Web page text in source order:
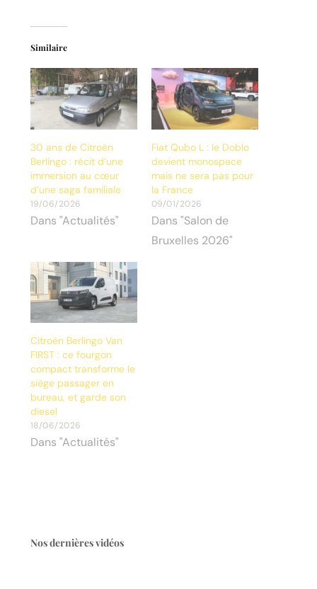
Similaire
30 ans de Citroën
Berlingo : récit d’une
immersion au cœur
d’une saga familiale
19/06/2026
Dans "Actualités"
Fiat Qubo L : le Doblo
devient monospace
mais ne sera pas pour
la France
09/01/2026
Dans "Salon de
Bruxelles 2026"
Citroën Berlingo Van
FIRST : ce fourgon
compact transforme le
siège passager en
bureau, et garde son
diesel
18/06/2026
Dans "Actualités"
Nos dernières vidéos